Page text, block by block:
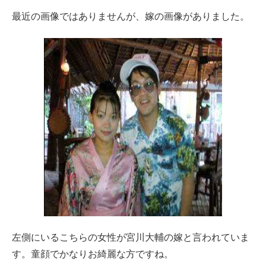
最近の画像ではありませんが、嫁の画像がありました。
左側にいるこちらの女性が宮川大輔の嫁と言われていま
す。童顔でかなりお綺麗な方ですね。